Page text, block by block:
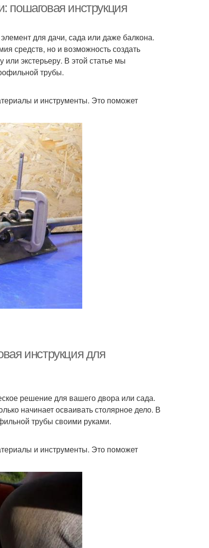
пошаговая инструкция
для дачи, сада или даже балкона.
средств, но и возможность создать
экстерьеру. В этой статье мы
трубы.
и инструменты. Это поможет
инструкция для
решение для вашего двора или сада.
начинает осваивать столярное дело. В
трубы своими руками.
и инструменты. Это поможет